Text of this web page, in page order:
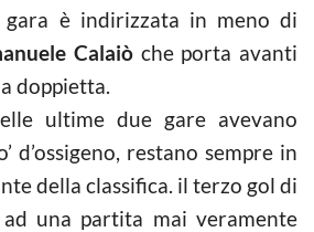
è indirizzata in meno di
Calaiò che porta avanti
doppietta.
ultime due gare avevano
d’ossigeno, restano sempre in
della classifica. il terzo gol di
una partita mai veramente